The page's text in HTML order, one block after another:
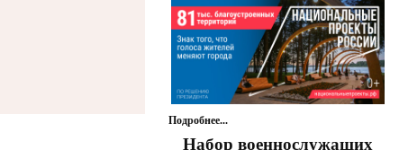
Подробнее...
Набор военнослужащих